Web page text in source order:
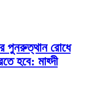
পুনরুত্থান রোধে
হবে: মাহ্দী